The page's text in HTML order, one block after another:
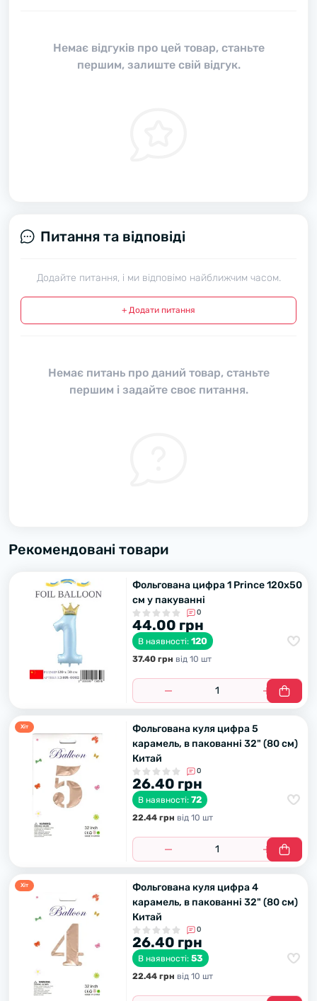
Немає відгуків про цей товар, станьте
першим, залиште свій відгук.
Питання та відповіді
Додайте питання, і ми відповімо найближчим часом.
+ Додати питання
Немає питань про даний товар, станьте
першим і задайте своє питання.
Рекомендовані товари
Фольгована цифра 1 Prince 120х50
см у пакуванні
0
44.00 грн
В наявності: 120
37.40 грн вiд 10 шт
Хiт
Фольгована куля цифра 5
карамель, в пакованні 32" (80 см)
Китай
0
26.40 грн
В наявності: 72
22.44 грн вiд 10 шт
Хiт
Фольгована куля цифра 4
карамель, в пакованні 32" (80 см)
Китай
0
26.40 грн
В наявності: 53
22.44 грн вiд 10 шт